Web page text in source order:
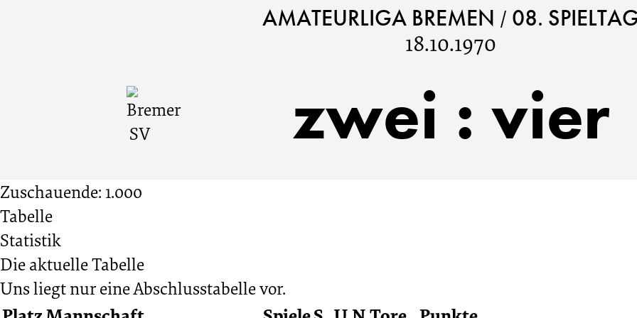
SV
Bremen
AMATEURLIGA BREMEN / 08.
18.10.1970
zwei : vier
Zuschauende: 1.000
Tabelle
Statistik
Die aktuelle Tabelle
Uns liegt nur eine Abschlusstabelle vor.